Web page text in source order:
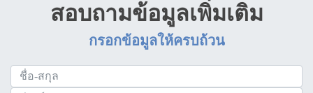
สอบถามข้อมูลเพิ่มเติม
กรอกข้อมูลให้ครบถ้วน